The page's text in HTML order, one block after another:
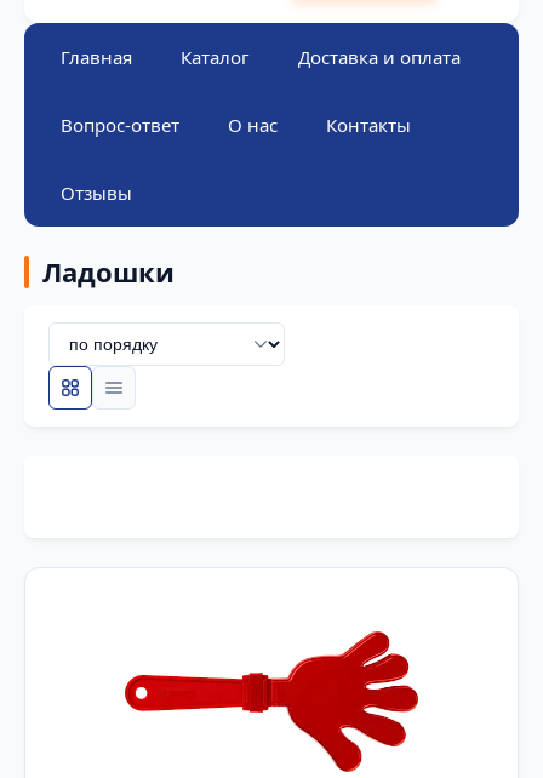
Главная Каталог Доставка и оплата
Вопрос-ответ О нас Контакты
Отзывы
Ладошки